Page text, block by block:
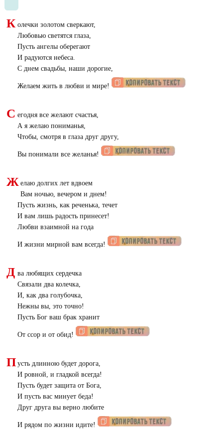
К олечки золотом сверкают,
Любовью светятся глаза,
Пусть ангелы оберегают
И радуются небеса.
С днем свадьбы, наши дорогие,
Желаем жить в любви и мире!
С егодня все желают счастья,
А я желаю пониманья,
Чтобы, смотря в глаза друг другу,
Вы понимали все желанья!
Ж елаю долгих лет вдвоем
Вам ночью, вечером и днем!
Пусть жизнь, как реченька, течет
И вам лишь радость принесет!
Любви взаимной на года
И жизни мирной вам всегда!
Д ва любящих сердечка
Связали два колечка,
И, как два голубочка,
Нежны вы, это точно!
Пусть Бог ваш брак хранит
От ссор и от обид!
П усть длинною будет дорога,
И ровной, и гладкой всегда!
Пусть будет защита от Бога,
И пусть вас минует беда!
Друг друга вы верно любите
И рядом по жизни идите!